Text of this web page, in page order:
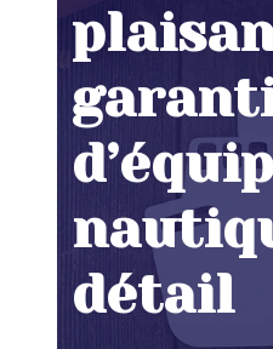
détail